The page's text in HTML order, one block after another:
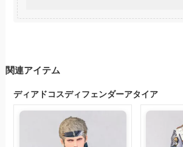
関連アイテム
ディアドコスディフェンダーアタイア